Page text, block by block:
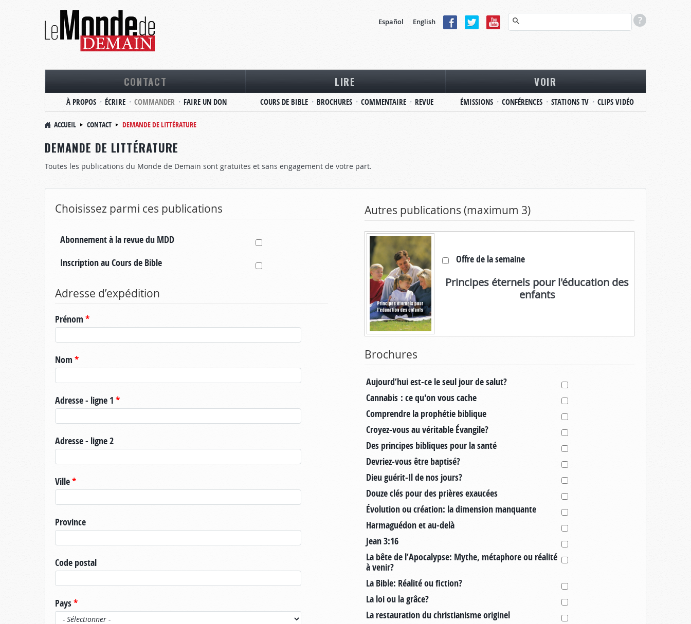
Español English
CONTACT
À PROPOS ÉCRIRE COMMANDER FAIRE UN DON
LIRE
COURS DE BIBLE BROCHURES COMMENTAIRE REVUE
VOIR
ÉMISSIONS CONFÉRENCES STATIONS TV CLIPS VIDÉO
ACCUEIL CONTACT DEMANDE DE LITTÉRATURE
DEMANDE DE LITTÉRATURE
Toutes les publications du Monde de Demain sont gratuites et sans engagement de votre part.
Choisissez parmi ces publications
Abonnement à la revue du MDD
Inscription au Cours de Bible
Adresse d’expédition
Prénom *
Nom *
Adresse - ligne 1 *
Adresse - ligne 2
Ville*
Province
Code postal
Pays*
Autres publications (maximum 3)
Offre de la semaine
Principes éternels pour l'éducation des
enfants
Brochures
Aujourd’hui est-ce le seul jour de salut?
Cannabis : ce qu'on vous cache
Comprendre la prophétie biblique
Croyez-vous au véritable Évangile?
Des principes bibliques pour la santé
Devriez-vous être baptisé?
Dieu guérit-Il de nos jours?
Douze clés pour des prières exaucées
Évolution ou création: la dimension manquante
Harmaguédon et au-delà
Jean 3:16
La bête de l’Apocalypse: Mythe, métaphore ou réalité
à venir?
La Bible: Réalité ou fiction?
La loi ou la grâce?
La restauration du christianisme originel